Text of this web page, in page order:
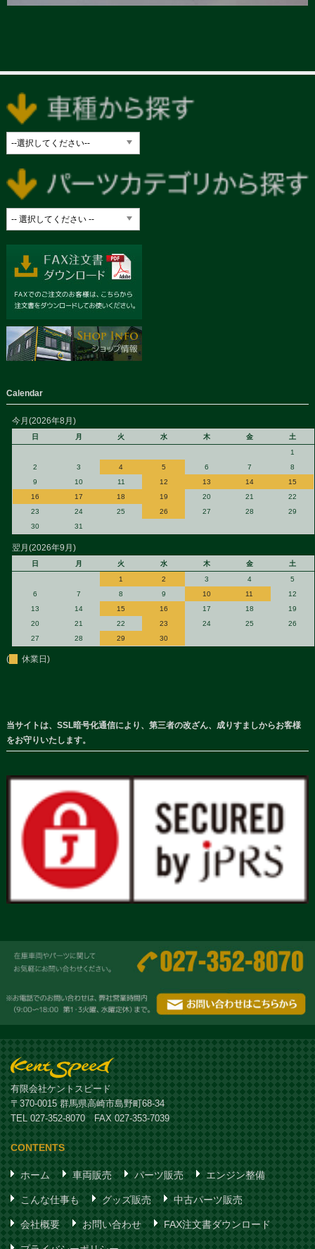
Calendar
今月(2026年8月)
日 月 火 水 木 金
土
1
2
3 4 5 6 7
8
9
10 11 12 13 14
15
16
17 18 19 20 21
22
23
24 25 26 27 28
29
30
31
翌月(2026年9月)
日 月 火 水 木 金
土
1
2 3 4
5
6
7 8 9 10 11
12
13
14 15 16 17 18
19
20
21 22 23 24 25
26
27
28 29 30
( 休業日)
当サイトは、SSL暗号化通信により、第三者の改ざん、成りすましからお客様
をお守りいたします。
有限会社ケントスピード
〒370-0015 群馬県高崎市島野町68-34
TEL 027-352-8070 FAX 027-353-7039
CONTENTS
ホーム 車両販売 パーツ販売 エンジン整備
こんな仕事も グッズ販売 中古パーツ販売
会社概要 お問い合わせ FAX注文書ダウンロード